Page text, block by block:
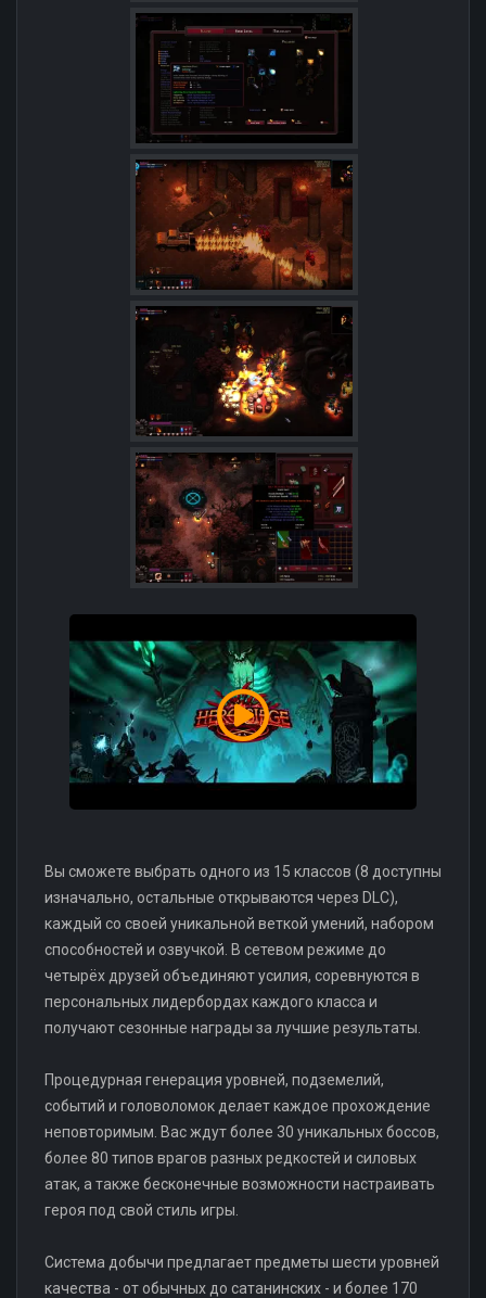
Вы сможете выбрать одного из 15 классов (8 доступны
изначально, остальные открываются через DLC),
каждый со своей уникальной веткой умений, набором
способностей и озвучкой. В сетевом режиме до
четырёх друзей объединяют усилия, соревнуются в
персональных лидербордах каждого класса и
получают сезонные награды за лучшие результаты.
Процедурная генерация уровней, подземелий,
событий и головоломок делает каждое прохождение
неповторимым. Вас ждут более 30 уникальных боссов,
более 80 типов врагов разных редкостей и силовых
атак, а также бесконечные возможности настраивать
героя под свой стиль игры.
Система добычи предлагает предметы шести уровней
качества - от обычных до сатанинских - и более 170